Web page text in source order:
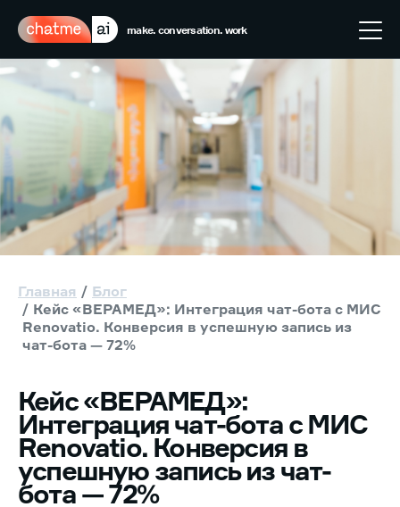
make. conversation. work
Главная
Блог
Кейс «ВЕРАМЕД»: Интеграция чат-бота с МИС
Renovatio. Конверсия в успешную запись из
чат-бота — 72%
Кейс «ВЕРАМЕД»:
Интеграция чат-бота с МИС
Renovatio. Конверсия в
успешную запись из чат-
бота — 72%